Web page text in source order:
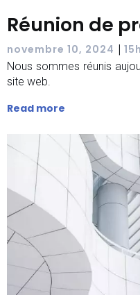
Réunion de
novembre 10, 2024 |
Nous sommes réunis
site web.
Read more